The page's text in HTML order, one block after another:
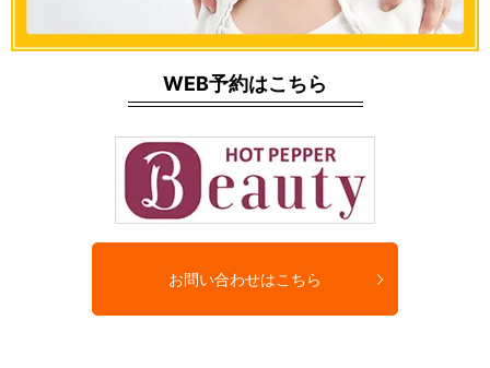
WEB予約はこちら
お問い合わせはこちら